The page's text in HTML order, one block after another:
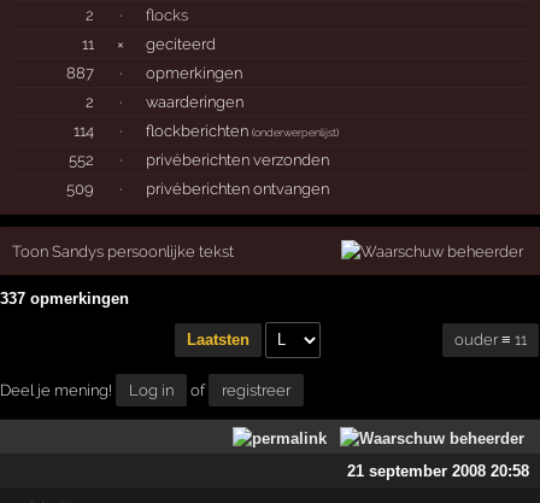
2
·
flocks
11
×
geciteerd
887
·
opmerkingen
2
·
waarderingen
114
· flockberichten(onderwerpenlijst)
552 ·
privéberichten verzonden
509
· privéberichten ontvangen
Toon Sandys persoonlijke tekst
337 opmerkingen
Laatsten ouder ≡ 11
Deel je mening! Log in of registreer
21 september 2008 20:58